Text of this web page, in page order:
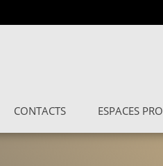
CONTACTS ESPACES PRO